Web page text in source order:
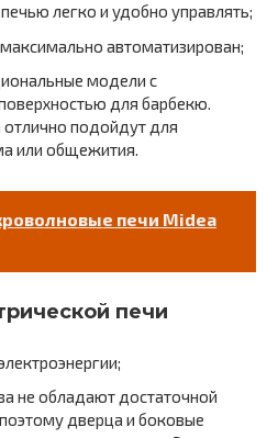
легко и удобно управлять;
автоматизирован;
модели с
для барбекю.
отлично подойдут для
или общежития.
печи Midea
печи
не обладают достаточной
дверца и боковые